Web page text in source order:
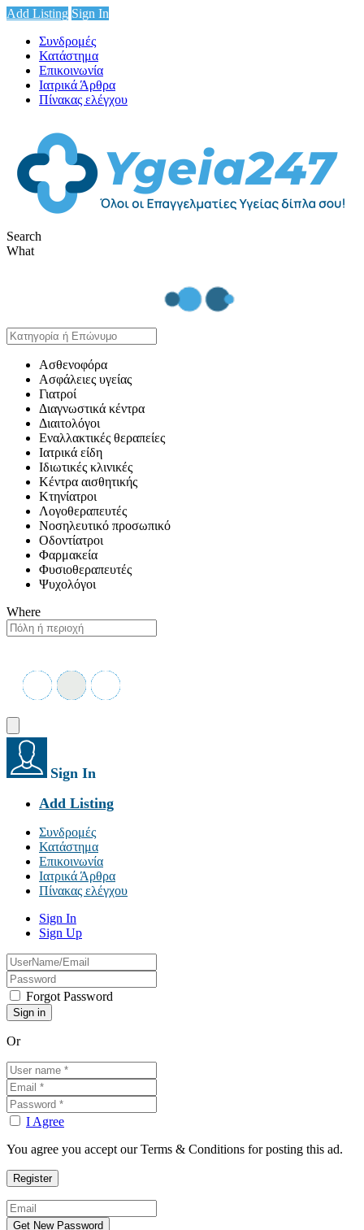
Add Listing Sign In
Συνδρομές
Κατάστημα
Επικοινωνία
Ιατρικά Άρθρα
Πίνακας ελέγχου
Search
What
Ασθενοφόρα
Ασφάλειες υγείας
Γιατροί
Διαγνωστικά κέντρα
Διαιτολόγοι
Εναλλακτικές θεραπείες
Ιατρικά είδη
Ιδιωτικές κλινικές
Κέντρα αισθητικής
Κτηνίατροι
Λογοθεραπευτές
Νοσηλευτικό προσωπικό
Οδοντίατροι
Φαρμακεία
Φυσιοθεραπευτές
Ψυχολόγοι
Where
Sign In
Add Listing
Συνδρομές
Κατάστημα
Επικοινωνία
Ιατρικά Άρθρα
Πίνακας ελέγχου
Sign In
Sign Up
Forgot Password
Or
I Agree
You agree you accept our Terms & Conditions for posting this ad.